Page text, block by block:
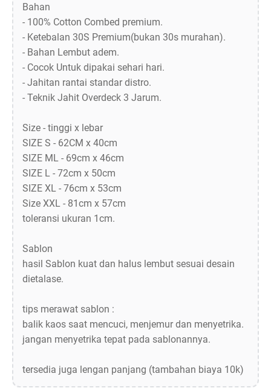
Bahan
- 100% Cotton Combed premium.
- Ketebalan 30S Premium(bukan 30s murahan).
- Bahan Lembut adem.
- Cocok Untuk dipakai sehari hari.
- Jahitan rantai standar distro.
- Teknik Jahit Overdeck 3 Jarum.
Size - tinggi x lebar
SIZE S - 62CM x 40cm
SIZE ML - 69cm x 46cm
SIZE L - 72cm x 50cm
SIZE XL - 76cm x 53cm
Size XXL - 81cm x 57cm
toleransi ukuran 1cm.
Sablon
hasil Sablon kuat dan halus lembut sesuai desain
dietalase.
tips merawat sablon :
balik kaos saat mencuci, menjemur dan menyetrika.
jangan menyetrika tepat pada sablonannya.
tersedia juga lengan panjang (tambahan biaya 10k)